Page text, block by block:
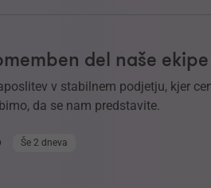
del naše ekipe
v stabilnem podjetju, kjer
da se nam predstavite.
Še 2 dneva